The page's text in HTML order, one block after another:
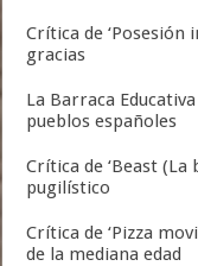
Crítica de ‘Posesión
gracias
La Barraca
pueblos españoles
Crítica de ‘Beast (La
pugilístico
Crítica de ‘Pizza
de la mediana edad